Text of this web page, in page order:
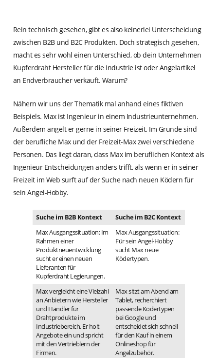
Rein technisch gesehen, gibt es also keinerlei Unterscheidung
zwischen B2B und B2C Produkten. Doch strategisch gesehen,
macht es sehr wohl einen Unterschied, ob dein Unternehmen
Kupferdraht Hersteller für die Industrie ist oder Angelartikel
an Endverbraucher verkauft. Warum?
Nähern wir uns der Thematik mal anhand eines fiktiven
Beispiels. Max ist Ingenieur in einem Industrieunternehmen.
Außerdem angelt er gerne in seiner Freizeit. Im Grunde sind
der berufliche Max und der Freizeit-Max zwei verschiedene
Personen. Das liegt daran, dass Max im beruflichen Kontext als
Ingenieur Entscheidungen anders trifft, als wenn er in seiner
Freizeit im Web surft auf der Suche nach neuen Ködern für
sein Angel-Hobby.
Suche im B2B Kontext
Suche im B2C Kontext
Max Ausgangssituation: Im
Rahmen einer
Produktneuentwicklung
sucht er einen neuen
Lieferanten für
Kupferdraht Legierungen.
Max Ausgangssituation:
Für sein Angel-Hobby
sucht Max neue
Ködertypen.
Max vergleicht eine Vielzahl
an Anbietern wie Hersteller
und Händler für
Drahtprodukte im
Industriebereich. Er holt
Angebote ein und spricht
mit den Vertrieblern der
Firmen.
Max sitzt am Abend am
Tablet, recherchiert
passende Ködertypen
bei Google und
entscheidet sich schnell
für den Kauf in einem
Onlineshop für
Angelzubehör.